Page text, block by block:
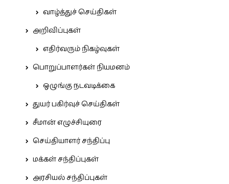
வாழ்த்துச் செய்திகள்
அறிவிப்புகள்
எதிர்வரும் நிகழ்வுகள்
பொறுப்பாளர்கள் நியமனம்
ஒழுங்கு நடவடிக்கை
துயர் பகிர்வுச் செய்திகள்
சீமான் எழுச்சியுரை
செய்தியாளர் சந்திப்பு
மக்கள் சந்திப்புகள்
அரசியல் சந்திப்புகள்